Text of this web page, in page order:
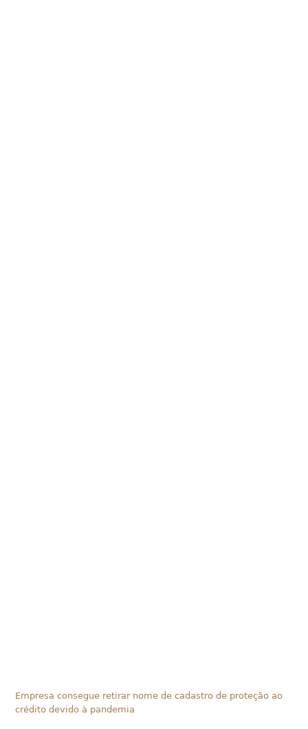
Empresa consegue retirar nome de cadastro de proteção ao
crédito devido à pandemia